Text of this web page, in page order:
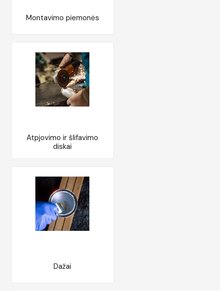
Montavimo piemonės
Atpjovimo ir šlifavimo
diskai
Dažai